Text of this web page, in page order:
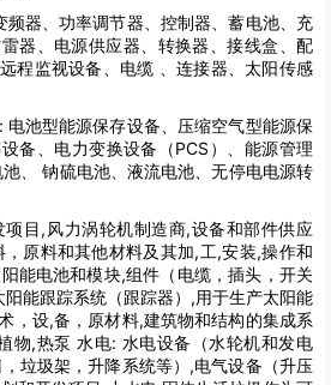
频器、功率调节器、控制器、蓄电池、充
器、电源供应器、转换器、接线盒、配
程监视设备、电缆 、连接器、太阳传感
电池型能源保存设备、压缩空气型能源保
备、电力变换设备（PCS）、能源管理
、 钠硫电池、液流电池、无停电电源转
项目,风力涡轮机制造商,设备和部件供应
原料和其他材料及其加,工,安装,操作和
能电池和模块,组件（电缆，插头，开关
能跟踪系统（跟踪器）,用于生产太阳能
，设,备，原材料,建筑物和结构的集成系
物,热泵 水电: 水电设备（水轮机和发电
垃圾架，升降系统等）,电气设备（升压